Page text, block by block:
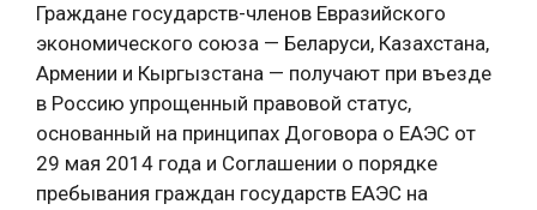
Граждане государств-членов Евразийского
экономического союза — Беларуси, Казахстана,
Армении и Кыргызстана — получают при въезде
в Россию упрощенный правовой статус,
основанный на принципах Договора о ЕАЭС от
29 мая 2014 года и Соглашении о порядке
пребывания граждан государств ЕАЭС на